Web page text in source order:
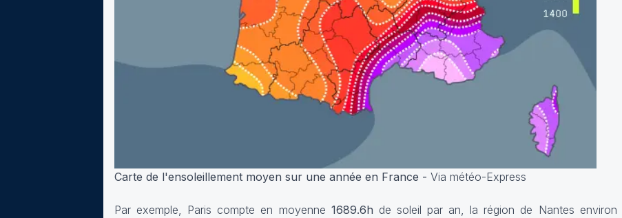
Carte de l'ensoleillement moyen sur une année en France - Via météo-Express
Par exemple, Paris compte en moyenne 1689.6h de soleil par an, la région de Nantes environ